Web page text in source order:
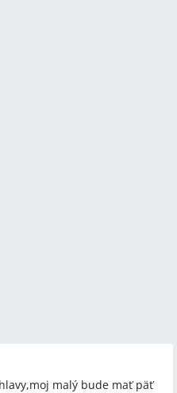
malý bude mať päť